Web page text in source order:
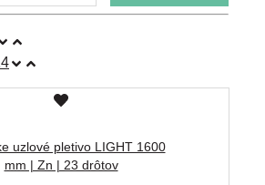
uzlové pletivo LIGHT 1600
mm | Zn | 23 drôtov